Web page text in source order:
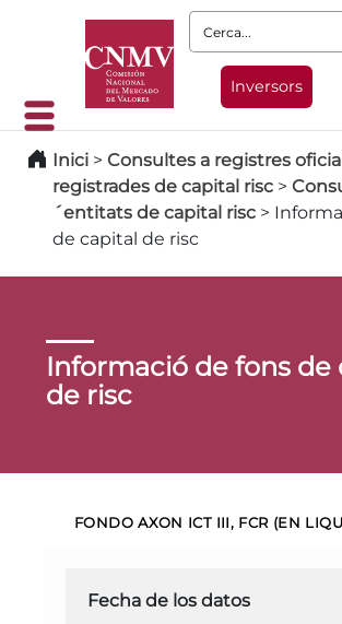
Cerca:
Inversors
Inici > Consultes a registres
registrades de capital risc >
´entitats de capital risc >
de capital de risc
Informació de fons de
de risc
FONDO AXON ICT III, FCR (EN
Fecha de los datos